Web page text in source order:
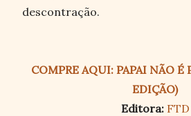
descontração.
COMPRE AQUI: PAPAI NÃO É
EDIÇÃO)
Editora: FTD